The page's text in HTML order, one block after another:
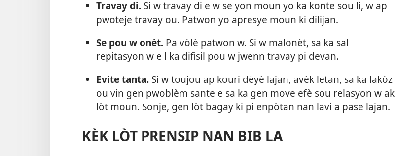
Travay di.Si w travay di e w se yon moun yo ka konte sou li, w ap
pwoteje travay ou. Patwon yo apresye moun ki dilijan.
Se pou w onèt.Pa vòlè patwon w. Si w malonèt, sa ka sal
repitasyon w e l ka difisil pou w jwenn travay pi devan.
Evite tanta.Si w toujou ap kouri dèyè lajan, avèk letan, sa ka lakòz
ou vin gen pwoblèm sante e sa ka gen move efè sou relasyon w ak
lòt moun. Sonje, gen lòt bagay ki pi enpòtan nan lavi a pase lajan.
KÈK LÒT PRENSIP NAN BIB LA